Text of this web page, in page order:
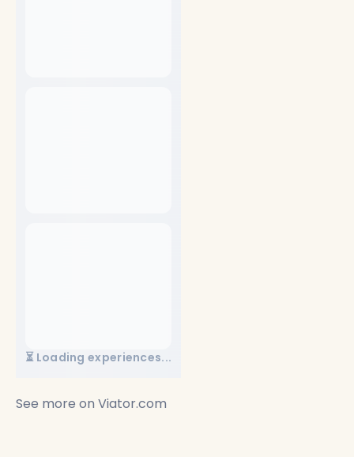
⏳ Loading experiences...
See more on Viator.com